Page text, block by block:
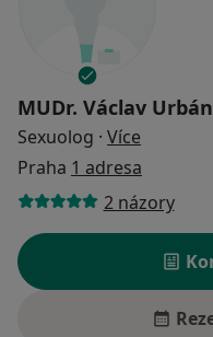
MUDr. Václav
Sexuolog · Více
Praha 1 adresa
2 názory